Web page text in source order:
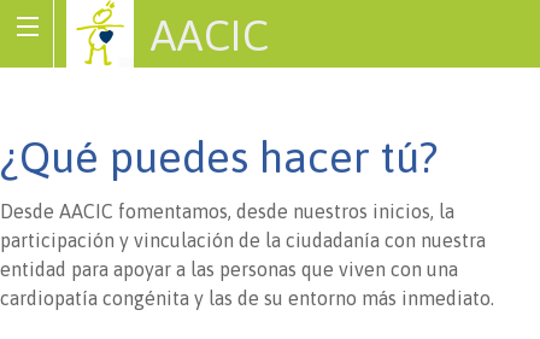
AACIC
¿Qué puedes hacer tú?
Desde AACIC fomentamos, desde nuestros inicios, la
participación y vinculación de la ciudadanía con nuestra
entidad para apoyar a las personas que viven con una
cardiopatía congénita y las de su entorno más inmediato.